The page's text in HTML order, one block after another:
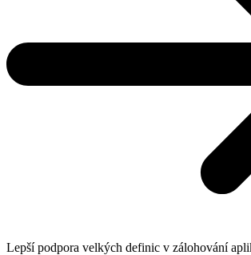
Lepší podpora velkých definic v zálohování